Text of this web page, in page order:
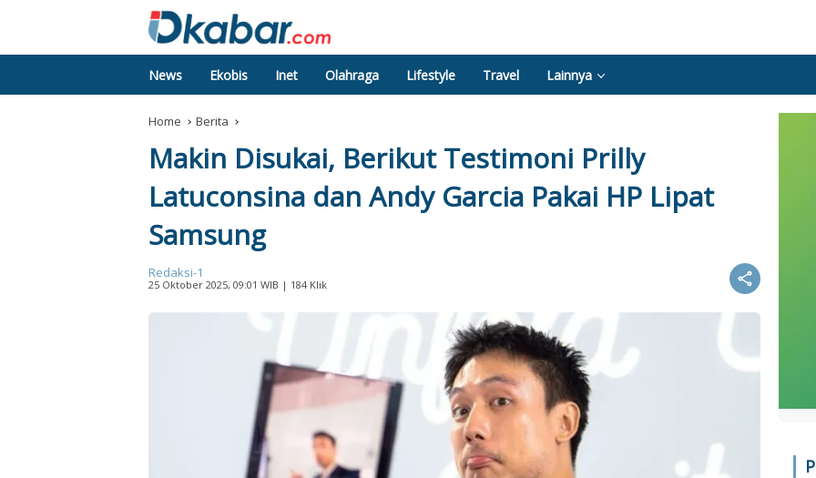
News Ekobis Inet Olahraga Lifestyle Travel Lainnya
Home Berita
Makin Disukai, Berikut Testimoni Prilly
Latuconsina dan Andy Garcia Pakai HP Lipat
Samsung
Redaksi-1
25 Oktober 2025, 09:01 WIB | 184 Klik